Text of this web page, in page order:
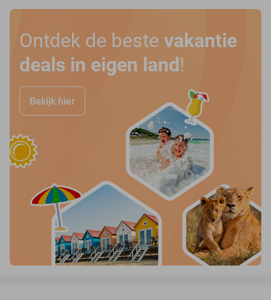
Ontdek de beste vakantie
deals in eigen land !
Bekijk hier